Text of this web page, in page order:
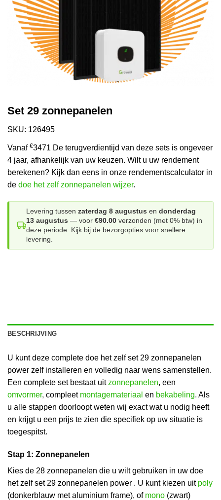
Set 29 zonnepanelen
SKU: 126495
Vanaf €3471 De terugverdientijd van deze sets is ongeveer
4 jaar, afhankelijk van uw keuzen. Wilt u uw rendement
berekenen? Kijk dan eens in onze rendementscalculator in
de doe het zelf zonnepanelen wijzer.
Levering tussen zaterdag 8 augustus en donderdag
13 augustus — voor €90.00 verzonden (met 0% btw) in
deze periode. Kijk bij de bezorgopties voor snellere
levering.
BESCHRIJVING
U kunt deze complete doe het zelf set 29 zonnepanelen
power zelf installeren en volledig naar wens samenstellen.
Een complete set bestaat uitzonnepanelen, een
omvormer, compleet montagemateriaal en bekabeling. Als
u alle stappen doorloopt weten wij exact wat u nodig heeft
en krijgt u een prijs te zien die specifiek op uw situatie is
toegespitst.
Stap 1: Zonnepanelen
Kies de 28 zonnepanelen die u wilt gebruiken in uw doe
het zelf set 29 zonnepanelen power . U kunt kiezen uit poly
(donkerblauw met aluminium frame), of mono (zwart)